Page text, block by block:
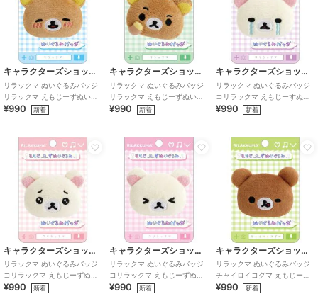
キャラクターズショップ ラフラフ
リラックマ ぬいぐるみバッジ
リラックマ えもじーずぬいぐ
るみ
¥990 新着
キャラクターズショップ ラフラフ
リラックマ ぬいぐるみバッジ
リラックマ えもじーずぬいぐ
るみ
¥990 新着
キャラクターズショップ ラフラフ
リラックマ ぬいぐるみバッジ
コリラックマ えもじーずぬい
ぐるみ
¥990 新着
キャラクターズショップ ラフラフ
リラックマ ぬいぐるみバッジ
コリラックマ えもじーずぬい
ぐるみ
¥990 新着
キャラクターズショップ ラフラフ
リラックマ ぬいぐるみバッジ
コリラックマ えもじーずぬい
ぐるみ
¥990 新着
キャラクターズショップ ラフラフ
リラックマ ぬいぐるみバッジ
チャイロイコグマ えもじーず
ぬいぐるみ
¥990 新着